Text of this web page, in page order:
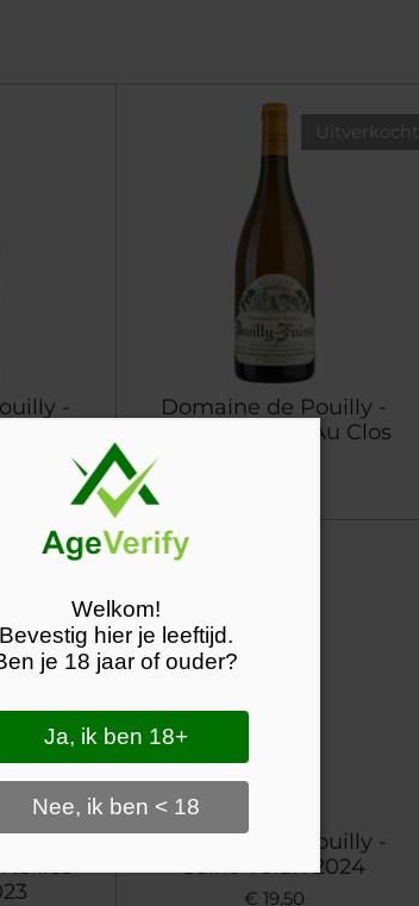
-
2024
Uitverkocht
Domaine de Pouilly -
Pouilly-Fuissé Au Clos
-
Domaine de Pouilly -
Saint-Véran 2024
€ 19,50
Welkom!
Bevestig hier je leeftijd.
je 18 jaar of ouder?
Ja, ik ben 18+
Nee, ik ben < 18